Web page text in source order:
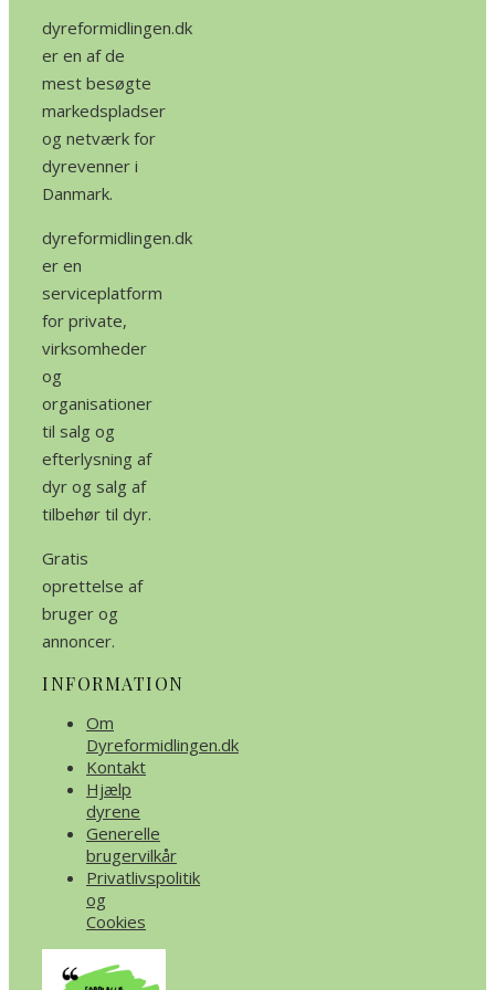
dyreformidlingen.dk
er en af de
mest besøgte
markedspladser
og netværk for
dyrevenner i
Danmark.
dyreformidlingen.dk
er en
serviceplatform
for private,
virksomheder
og
organisationer
til salg og
efterlysning af
dyr og salg af
tilbehør til dyr.
Gratis
oprettelse af
bruger og
annoncer.
INFORMATION
Om
Dyreformidlingen.dk
Kontakt
Hjælp
dyrene
Generelle
brugervilkår
Privatlivspolitik
og
Cookies